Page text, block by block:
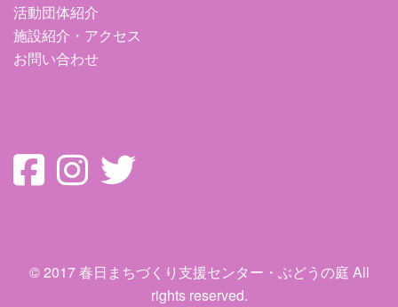
活動団体紹介
施設紹介・アクセス
お問い合わせ
© 2017 春日まちづくり支援センター・ぶどうの庭 All
rights reserved.